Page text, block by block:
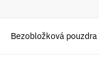
Bezobložková pouzdra